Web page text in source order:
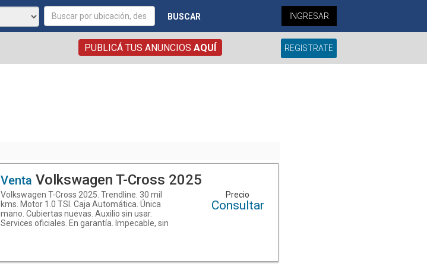
BUSCAR INGRESAR
PUBLICÁ TUS ANUNCIOS AQUÍ REGISTRATE
Venta Volkswagen T-Cross 2025
Volkswagen T-Cross 2025. Trendline. 30 mil
kms. Motor 1.0 TSI. Caja Automática. Única
mano. Cubiertas nuevas. Auxilio sin usar.
Services oficiales. En garantía. Impecable, sin
Estero - Teléfono: (0385) 6013961 - WhatsApp:
Precio
Consultar